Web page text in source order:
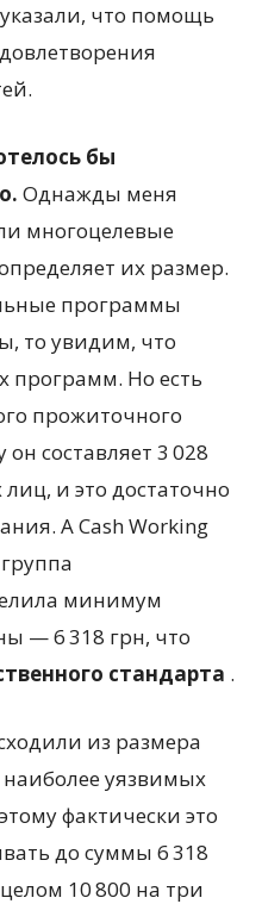
что помощь
бы
Однажды меня
многоцелевые
их размер.
программы
то увидим, что
программ. Но есть
прожиточного
составляет 3 028
и это достаточно
А Cash Working
минимум
— 6 318 грн, что
стандарта .
из размера
уязвимых
фактически это
до суммы 6 318
10 800 на три